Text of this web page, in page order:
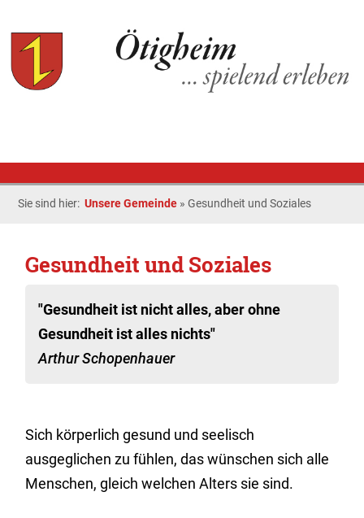
Sie sind hier:Unsere Gemeinde »Gesundheit und Soziales
Gesundheit und Soziales
"Gesundheit ist nicht alles, aber ohne
Gesundheit ist alles nichts"
Arthur Schopenhauer
Sich körperlich gesund und seelisch
ausgeglichen zu fühlen, das wünschen sich alle
Menschen, gleich welchen Alters sie sind.